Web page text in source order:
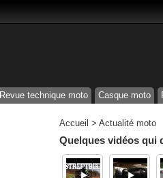
Revue technique moto Casque moto
Accueil > Actualité moto
Quelques vidéos qui